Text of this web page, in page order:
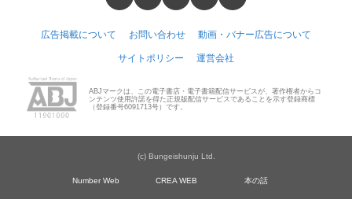
広告掲載について お問い合わせ 動画・バナー広告について
サイトポリシー 運営会社
ABJマークは、この電子書店・電子書籍配信サービスが、著作権者からコ
ンテンツ使用許諾を得た正規版配信サービスであることを示す登録商標
（登録番号6091713号）です。
(c) Bungeishunju Ltd.
Number Web CREA WEB 本の話